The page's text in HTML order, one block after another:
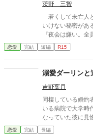
茨野 三智
若くして未亡人
いけない秘密がある。 それは、“本音しか書かない
『夜会は嫌い。
ならない』 『第二王子殿
手帳を、ある日うっかり紛失。 しか
す？」 「嫌だ」 黒歴史を握られた未亡人公爵夫人と、彼女
界で、本音を拾っ
恋愛 完結 短編 R15
溺愛ダーリンと
吉野葉月
同棲している婚約
いる病院で大学時
なっていた彼に見
た。しかも優月と
月はモラハラから
恋愛 完結 長編